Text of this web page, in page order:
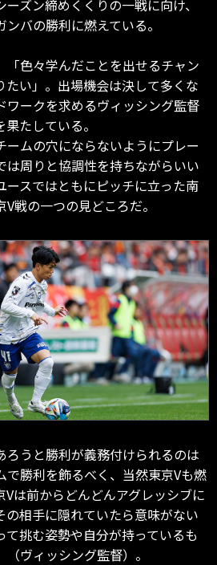
ズン締めくくりの一戦に向け、
バの勝利に燃えている。
「色々学んだことを出せるチャン
たい」。出場機会は決して多くな
ワークを求めるヴィッシング監督
たしている。
ームの穴にならないようにプレー
は周りと協調性を持ちながらいい
ースではともにピッチに立った南
戦の一つの見どころだ。
ろうと勝利が義務付けられるのは
で勝利を飾るべく、当然東京Vも燃
Vは前からどんどんアグレッシブに
相手に隠れていたら意味がない
て挑む姿勢や自分が持っているも
ヴィッシング監督）。